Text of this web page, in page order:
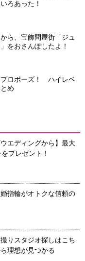
ろあった！
ら、宝飾問屋街「ジュ
をおさんぽしたよ！
プロポーズ！ ハイレベ
とめ
エディングから】最大
プレゼント！
指輪がオトクな信頼の
りスタジオ探しはこち
理想が見つかる